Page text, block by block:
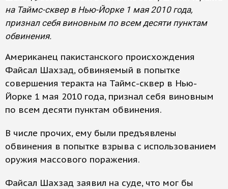
на Таймс-сквер в Нью-Йорке 1 мая 2010 года,
признал себя виновным по всем десяти пунктам
обвинения.
Американец пакистанского происхождения
Файсал Шахзад, обвиняемый в попытке
совершения теракта на Таймс-сквер в Нью-
Йорке 1 мая 2010 года, признал себя виновным
по всем десяти пунктам обвинения.
В числе прочих, ему были предъявлены
обвинения в попытке взрыва с использованием
оружия массового поражения.
Файсал Шахзад заявил на суде, что мог бы